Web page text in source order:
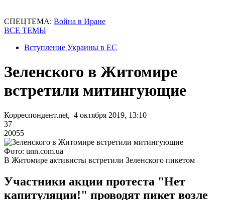
СПЕЦТЕМА: Война в Иране
ВСЕ ТЕМЫ
Вступление Украины в ЕС
Зеленского в Житомире
встретили митингующие
Корреспондент.net, 4 октября 2019, 13:10
37
20055
Фото: unn.com.ua
В Житомире активисты встретили Зеленского пикетом
Участники акции протеста "Нет
капитуляции!" проводят пикет возле